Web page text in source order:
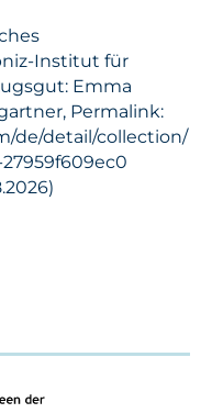
Institut für
Emma
Permalink:
de/detail/collection/